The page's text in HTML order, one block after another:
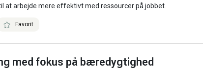
at arbejde mere effektivt med ressourcer på jobbet.
Favorit
med fokus på bæredygtighed